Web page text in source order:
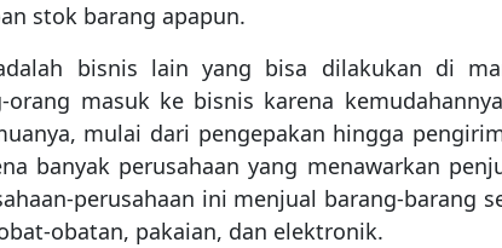
stok barang apapun.
bisnis lain yang bisa dilakukan di
orang masuk ke bisnis karena
mulai dari pengepakan hingga
banyak perusahaan yang menawarkan
perusahaan ini menjual barang-barang
obatan, pakaian, dan elektronik.